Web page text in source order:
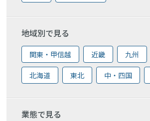
地域別で見る
関東・甲信越 近畿 九州
北海道 東北 中・四国
業態で見る